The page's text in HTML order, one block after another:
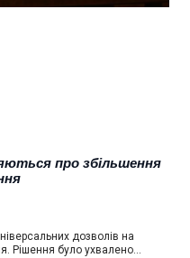
про збільшення
дозволів на
Рішення було ухвалено…